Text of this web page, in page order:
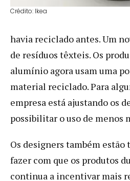
Crédito: Ikea
havia reciclado antes. Um
de resíduos têxteis. Os
alumínio agora usam uma
material reciclado. Para
empresa está ajustando os
possibilitar o uso de menos
Os designers também estão
fazer com que os produtos
continua a incentivar mais